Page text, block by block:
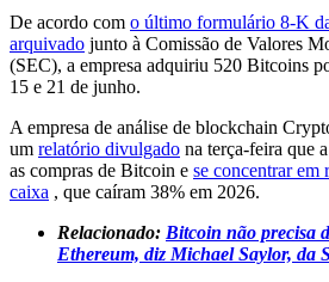
De acordo com o último formulário 8-K
arquivado junto à Comissão de Valores
(SEC), a empresa adquiriu 520 Bitcoins
15 e 21 de junho.
A empresa de análise de blockchain
um relatório divulgado na terça-feira que
as compras de Bitcoin e se concentrar em
caixa , que caíram 38% em 2026.
Relacionado: Bitcoin não precisa
Ethereum, diz Michael Saylor, da